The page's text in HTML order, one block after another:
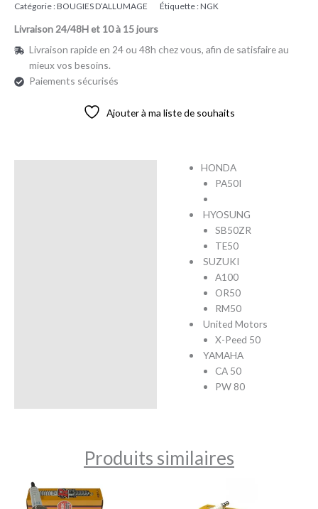
Catégorie :BOUGIES D’ALLUMAGE Étiquette :NGK
Livraison 24/48H et 10 à 15 jours
Livraison rapide en 24 ou 48h chez vous, afin de satisfaire au
mieux vos besoins.
Paiements sécurisés
Ajouter à ma liste de souhaits
HONDA
PA50I
HYOSUNG
SB50ZR
TE50
SUZUKI
A100
OR50
RM50
United Motors
X-Peed 50
YAMAHA
CA 50
PW 80
Produits similaires